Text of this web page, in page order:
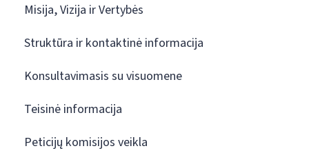
Misija, Vizija ir Vertybės
Struktūra ir kontaktinė informacija
Konsultavimasis su visuomene
Teisinė informacija
Peticijų komisijos veikla